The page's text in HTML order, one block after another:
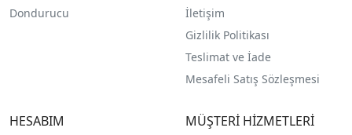
Dondurucu
İletişim
Gizlilik Politikası
Teslimat ve İade
Mesafeli Satış Sözleşmesi
HESABIM MÜŞTERİ HİZMETLERİ